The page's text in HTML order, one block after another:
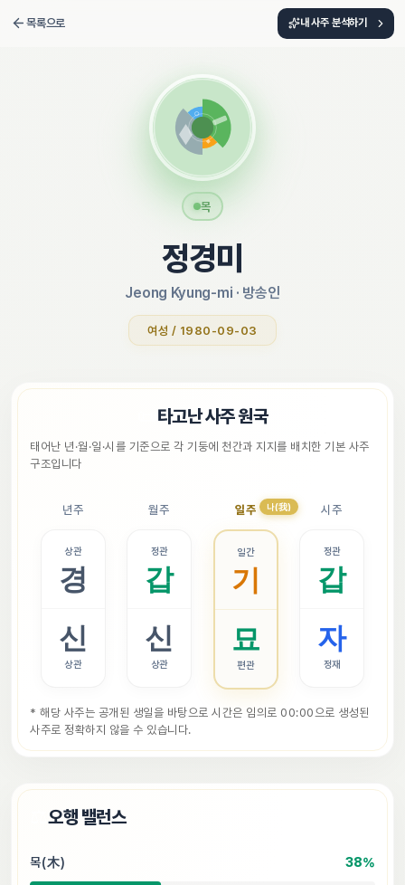
목록으로 내 사주 분석하기
목
정경미
Jeong Kyung-mi · 방송인
여성 / 1980-09-03
타고난 사주 원국
태어난 년·월·일·시를 기준으로 각 기둥에 천간과 지지를 배치한 기본 사주
구조입니다
시주
정관
갑
자
정재
일주
일간
기
묘
편관
나(我)
월주
정관
갑
신
상관
년주
상관
경
신
상관
* 해당 사주는 공개된 생일을 바탕으로 시간은 임의로 00:00으로 생성된
사주로 정확하지 않을 수 있습니다.
오행 밸런스
목(木) 38%